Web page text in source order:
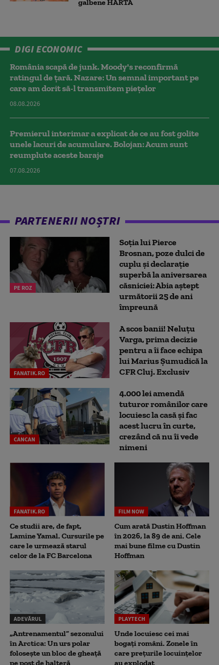
galbene HARTĂ
DIGI ECONOMIC
România scapă de junk. Moody's reconfirmă
ratingul de țară. Nazare: Un semnal important pe
care am dorit să-l transmitem piețelor
08.08.2026
Premierul interimar a explicat de ce au fost golite
unele lacuri de acumulare. Bolojan: Acum sunt
reumplute aceste baraje
07.08.2026
PARTENERII NOȘTRI
PE ROZ
Soția lui Pierce
Brosnan, poze dulci de
cuplu și declarație
superbă la aniversarea
căsniciei: Abia aștept
următorii 25 de ani
împreună
FANATIK.RO
A scos banii! Neluțu
Varga, prima decizie
pentru a îi face echipa
lui Marius Șumudică la
CFR Cluj. Exclusiv
CANCAN
4.000 lei amendă
tuturor românilor care
locuiesc la casă și fac
acest lucru în curte,
crezând că nu îi vede
nimeni
FANATIK.RO
Ce studii are, de fapt,
Lamine Yamal. Cursurile pe
care le urmează starul
celor de la FC Barcelona
FILM NOW
Cum arată Dustin Hoffman
în 2026, la 89 de ani. Cele
mai bune filme cu Dustin
Hoffman
ADEVĂRUL
„Antrenamentul” sezonului
în Arctica: Un urs polar
folosește un bloc de gheață
pe post de halteră
PLAYTECH
Unde locuiesc cei mai
bogați români. Zonele în
care prețurile locuințelor
au explodat